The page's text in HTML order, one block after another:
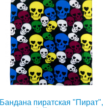
Бандана пиратская "Пират",